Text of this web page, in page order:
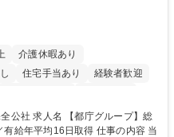
介護休暇あり
住宅手当あり
経験者歓迎
事補助あり
ループ】総
16日取得 仕事の内容 当